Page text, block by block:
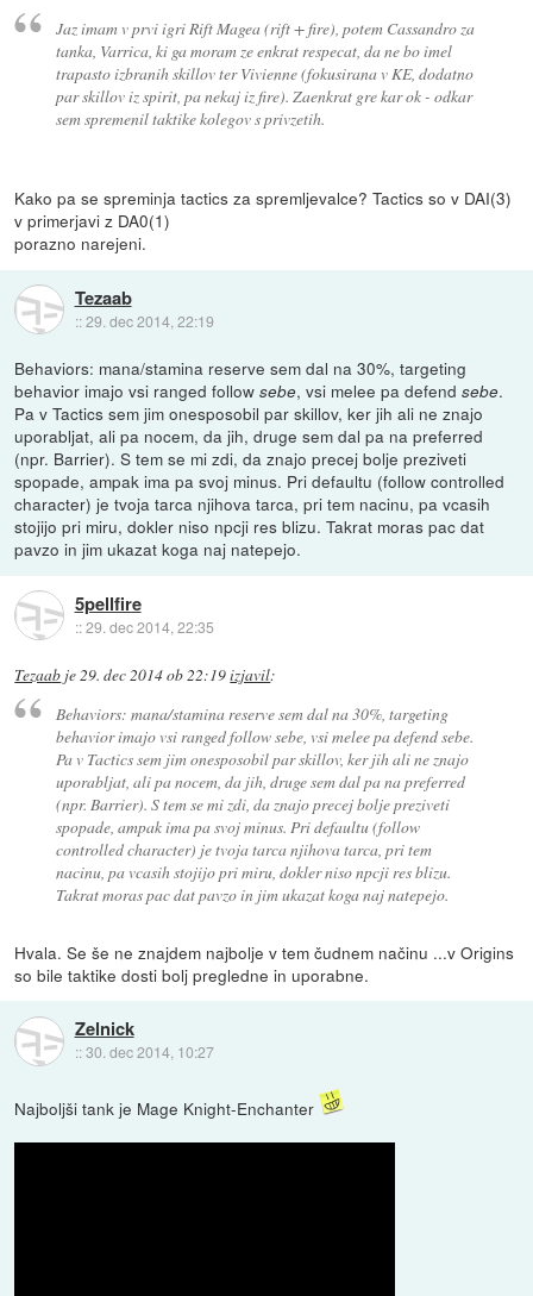
Jaz imam v prvi igri Rift Magea (rift + fire), potem Cassandro za
tanka, Varrica, ki ga moram ze enkrat respecat, da ne bo imel
trapasto izbranih skillov ter Vivienne (fokusirana v KE, dodatno
par skillov iz spirit, pa nekaj iz fire). Zaenkrat gre kar ok - odkar
sem spremenil taktike kolegov s privzetih.
Kako pa se spreminja tactics za spremljevalce? Tactics so v DAI(3)
v primerjavi z DA0(1)
porazno narejeni.
Tezaab
::29. dec 2014, 22:19
Behaviors: mana/stamina reserve sem dal na 30%, targeting
behavior imajo vsi ranged followsebe, vsi melee pa defendsebe.
Pa v Tactics sem jim onesposobil par skillov, ker jih ali ne znajo
uporabljat, ali pa nocem, da jih, druge sem dal pa na preferred
(npr. Barrier). S tem se mi zdi, da znajo precej bolje preziveti
spopade, ampak ima pa svoj minus. Pri defaultu (follow controlled
character) je tvoja tarca njihova tarca, pri tem nacinu, pa vcasih
stojijo pri miru, dokler niso npcji res blizu. Takrat moras pac dat
pavzo in jim ukazat koga naj natepejo.
5pellfire
::29. dec 2014, 22:35
Tezaab je 29. dec 2014 ob 22:19izjavil:
Behaviors: mana/stamina reserve sem dal na 30%, targeting
behavior imajo vsi ranged followsebe, vsi melee pa defendsebe.
Pa v Tactics sem jim onesposobil par skillov, ker jih ali ne znajo
uporabljat, ali pa nocem, da jih, druge sem dal pa na preferred
(npr. Barrier). S tem se mi zdi, da znajo precej bolje preziveti
spopade, ampak ima pa svoj minus. Pri defaultu (follow
controlled character) je tvoja tarca njihova tarca, pri tem
nacinu, pa vcasih stojijo pri miru, dokler niso npcji res blizu.
Takrat moras pac dat pavzo in jim ukazat koga naj natepejo.
Hvala. Se še ne znajdem najbolje v tem čudnem načinu ...v Origins
so bile taktike dosti bolj pregledne in uporabne.
Zelnick
::30. dec 2014, 10:27
Najboljši tank je Mage Knight-Enchanter